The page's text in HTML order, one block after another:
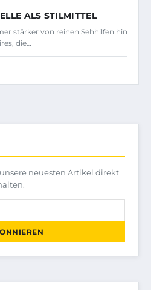
ALS STILMITTEL
stärker von reinen Sehhilfen hin
die…
neuesten Artikel direkt